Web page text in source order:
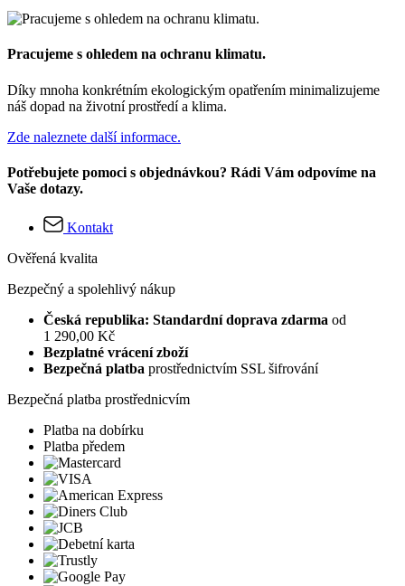
Pracujeme s ohledem na ochranu klimatu.
Díky mnoha konkrétním ekologickým opatřením minimalizujeme
náš dopad na životní prostředí a klima.
Zde naleznete další informace.
Potřebujete pomoci s objednávkou? Rádi Vám odpovíme na
Vaše dotazy.
Kontakt
Ověřená kvalita
Bezpečný a spolehlivý nákup
Česká republika: Standardní doprava zdarma od
1 290,00 Kč
Bezplatné vrácení zboží
Bezpečná platba prostřednictvím SSL šifrování
Bezpečná platba prostřednicvím
Platba na dobírku
Platba předem